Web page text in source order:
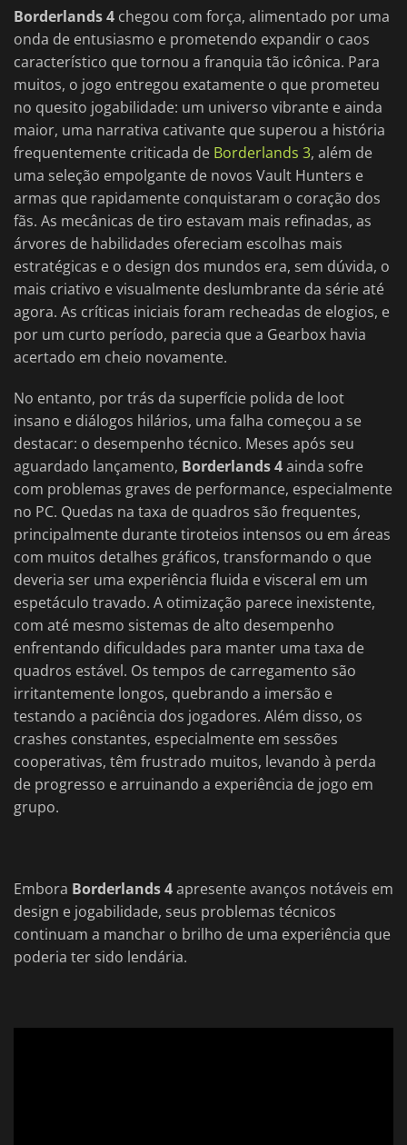
Borderlands 4 chegou com força, alimentado por uma
onda de entusiasmo e prometendo expandir o caos
característico que tornou a franquia tão icônica. Para
muitos, o jogo entregou exatamente o que prometeu
no quesito jogabilidade: um universo vibrante e ainda
maior, uma narrativa cativante que superou a história
frequentemente criticada de Borderlands 3, além de
uma seleção empolgante de novos Vault Hunters e
armas que rapidamente conquistaram o coração dos
fãs. As mecânicas de tiro estavam mais refinadas, as
árvores de habilidades ofereciam escolhas mais
estratégicas e o design dos mundos era, sem dúvida, o
mais criativo e visualmente deslumbrante da série até
agora. As críticas iniciais foram recheadas de elogios, e
por um curto período, parecia que a Gearbox havia
acertado em cheio novamente.
No entanto, por trás da superfície polida de loot
insano e diálogos hilários, uma falha começou a se
destacar: o desempenho técnico. Meses após seu
aguardado lançamento, Borderlands 4ainda sofre
com problemas graves de performance, especialmente
no PC. Quedas na taxa de quadros são frequentes,
principalmente durante tiroteios intensos ou em áreas
com muitos detalhes gráficos, transformando o que
deveria ser uma experiência fluida e visceral em um
espetáculo travado. A otimização parece inexistente,
com até mesmo sistemas de alto desempenho
enfrentando dificuldades para manter uma taxa de
quadros estável. Os tempos de carregamento são
irritantemente longos, quebrando a imersão e
testando a paciência dos jogadores. Além disso, os
crashes constantes, especialmente em sessões
cooperativas, têm frustrado muitos, levando à perda
de progresso e arruinando a experiência de jogo em
grupo.
Embora Borderlands 4apresente avanços notáveis em
design e jogabilidade, seus problemas técnicos
continuam a manchar o brilho de uma experiência que
poderia ter sido lendária.